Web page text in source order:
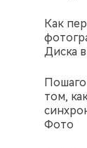
Как
Диска
том,
Фото